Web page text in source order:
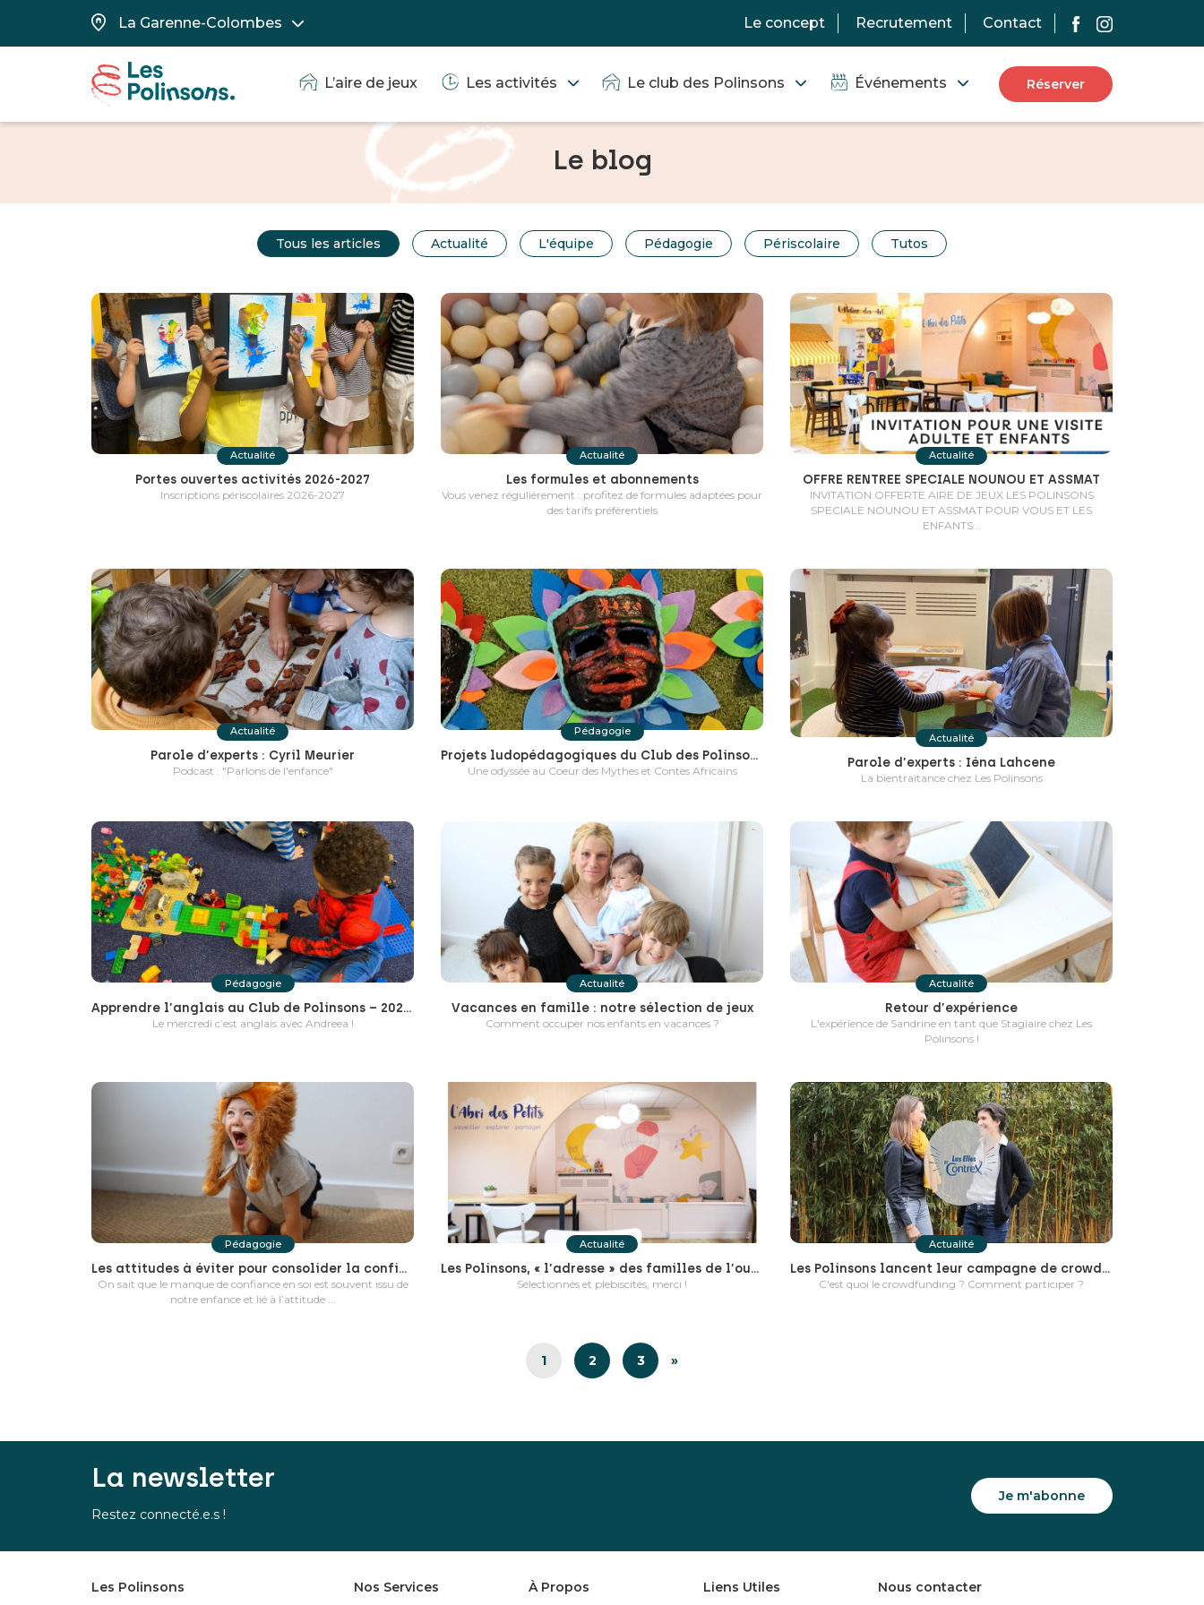
Le concept Recrutement Contact
L’aire de jeux Les activités Le club des Polinsons Événements Réserver
Le blog
Tous les articles Actualité L'équipe Pédagogie Périscolaire Tutos
Actualité
Portes ouvertes activités 2026-2027
Inscriptions périscolaires 2026-2027
Actualité
Les formules et abonnements
Vous venez régulièrement : profitez de formules adaptées pour
des tarifs préférentiels
Actualité
OFFRE RENTREE SPECIALE NOUNOU ET ASSMAT
INVITATION OFFERTE AIRE DE JEUX LES POLINSONS
SPECIALE NOUNOU ET ASSMAT POUR VOUS ET LES
ENFANTS...
Actualité
Parole d’experts : Cyril Meurier
Podcast : "Parlons de l'enfance"
Pédagogie
Projets ludopédagogiques du Club des Polinsons – 1er trimestre 2023/2024
Une odyssée au Coeur des Mythes et Contes Africains
Actualité
Parole d’experts : Iéna Lahcene
La bientraitance chez Les Polinsons
Pédagogie
Apprendre l’anglais au Club de Polinsons – 2022/2023
Le mercredi c’est anglais avec Andreea !
Actualité
Vacances en famille : notre sélection de jeux
Comment occuper nos enfants en vacances ?
Actualité
Retour d’expérience
L'expérience de Sandrine en tant que Stagiaire chez Les
Polinsons !
Pédagogie
Les attitudes à éviter pour consolider la confiance en soi de son enfant
On sait que le manque de confiance en soi est souvent issu de
notre enfance et lié à l’attitude ...
Actualité
Les Polinsons, « l’adresse » des familles de l’ouest parisien !
Sélectionnés et plebiscités, merci !
Actualité
Les Polinsons lancent leur campagne de crowdfunding !
C'est quoi le crowdfunding ? Comment participer ?
1 2 3 »
La newsletter
Restez connecté.e.s !
Je m'abonne
Les Polinsons Nos Services À Propos Liens Utiles Nous contacter